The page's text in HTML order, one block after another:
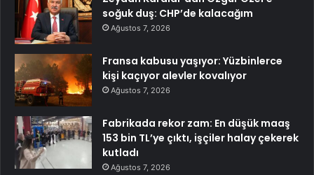
soğuk duş: CHP’de kalacağım
Ağustos 7, 2026
Fransa kabusu yaşıyor: Yüzbinlerce
kişi kaçıyor alevler kovalıyor
Ağustos 7, 2026
Fabrikada rekor zam: En düşük maaş
153 bin TL’ye çıktı, işçiler halay çekerek
kutladı
Ağustos 7, 2026